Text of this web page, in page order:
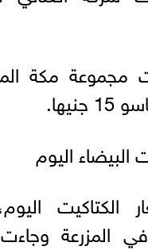
مجموعة مكة
البیضاء الیوم
الكتاكيت
المزرعة